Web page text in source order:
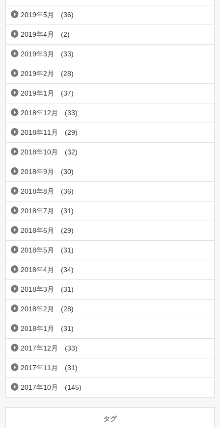
2019年5月 (36)
2019年4月 (2)
2019年3月 (33)
2019年2月 (28)
2019年1月 (37)
2018年12月 (33)
2018年11月 (29)
2018年10月 (32)
2018年9月 (30)
2018年8月 (36)
2018年7月 (31)
2018年6月 (29)
2018年5月 (31)
2018年4月 (34)
2018年3月 (31)
2018年2月 (28)
2018年1月 (31)
2017年12月 (33)
2017年11月 (31)
2017年10月 (145)
タグ